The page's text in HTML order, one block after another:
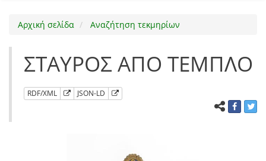
Αρχική σελίδα Αναζήτηση τεκμηρίων
ΣΤΑΥΡΟΣ ΑΠΟ ΤΕΜΠΛΟ
RDF/XML JSON-LD